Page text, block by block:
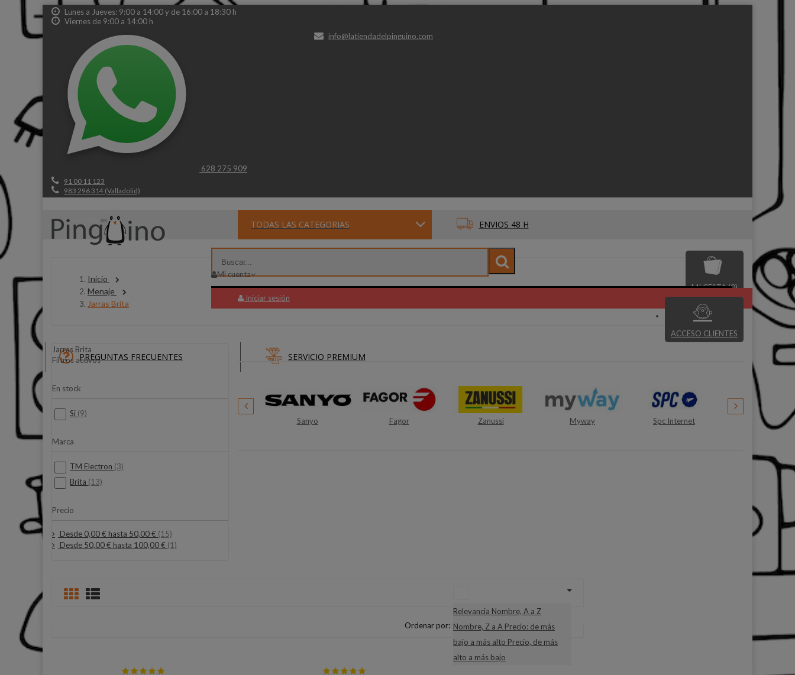
Lunes a Jueves: 9:00 a 14:00 y de 16:00 a 18:30 h
Viernes de 9:00 a 14:00 h
info@latiendadelpinguino.com
628 275 909
91 00 11 123
983 296 314 (Valladolid)
MI CESTA (0)
Mi cuenta
Iniciar sesión
ACCESO CLIENTES
TODAS LAS CATEGORIAS ENVIOS 48 H
PREGUNTAS FRECUENTES SERVICIO PREMIUM
Inicio
Menaje
Jarras Brita
Jarras Brita
Filtros activos
En stock
Si (9)
Marca
TM Electron (3)
Brita (13)
Precio
Desde 0,00 € hasta 50,00 € (15)
Desde 50,00 € hasta 100,00 € (1)
Ordenar por:
Relevancia Nombre, A a Z
Nombre, Z a A Precio: de más
bajo a más alto Precio, de más
alto a más bajo
Fagor Zanussi Myway Spc Internet Alfa Network Cecotec